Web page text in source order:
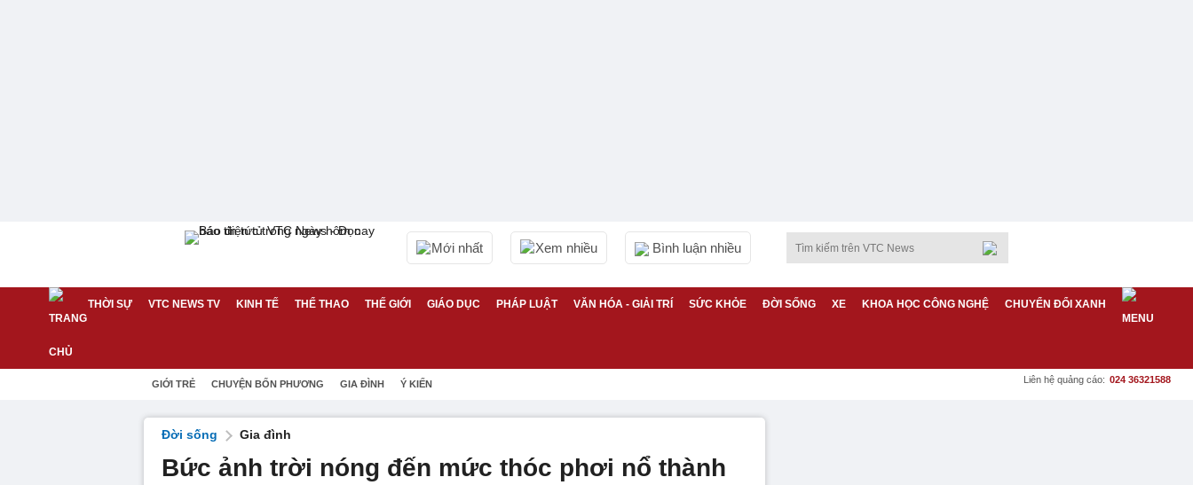
Mới nhất Xem nhiều Bình luận nhiều
THỜI SỰ VTC NEWS TV KINH TẾ THỂ THAO THẾ GIỚI GIÁO DỤC PHÁP LUẬT VĂN HÓA - GIẢI TRÍ SỨC KHỎE ĐỜI SỐNG XE KHOA HỌC CÔNG NGHỆ CHUYỂN ĐỔI XANH
GIỚI TRẺ CHUYỆN BỐN PHƯƠNG GIA ĐÌNH Ý KIẾN Liên hệ quảng cáo: 024 36321588
Đời sống Gia đình
Bức ảnh trời nóng đến mức thóc phơi nổ thành